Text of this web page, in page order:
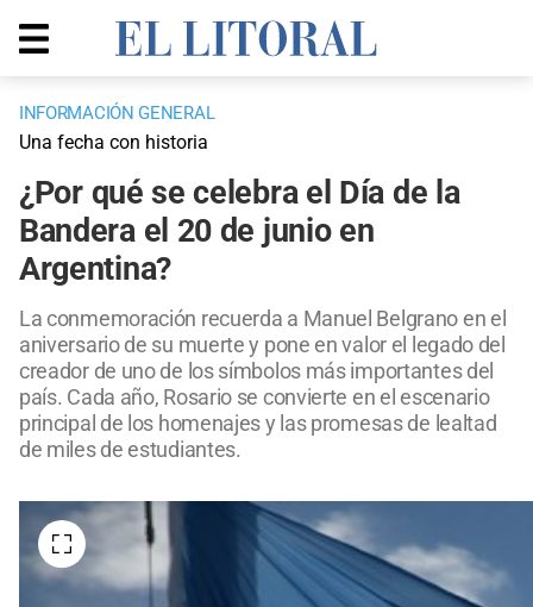
INFORMACIÓN GENERAL
Una fecha con historia
¿Por qué se celebra el Día de la
Bandera el 20 de junio en
Argentina?
La conmemoración recuerda a Manuel Belgrano en el
aniversario de su muerte y pone en valor el legado del
creador de uno de los símbolos más importantes del
país. Cada año, Rosario se convierte en el escenario
principal de los homenajes y las promesas de lealtad
de miles de estudiantes.